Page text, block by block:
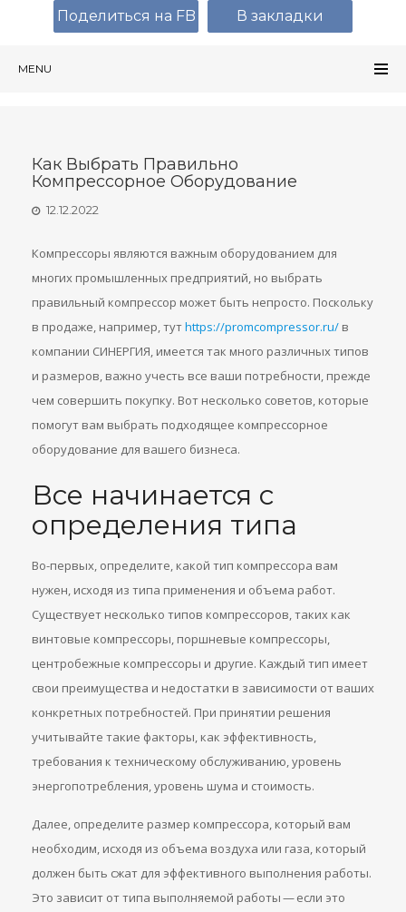
MENU
Как Выбрать Правильно
Компрессорное Оборудование
12.12.2022
Компрессоры являются важным оборудованием для
многих промышленных предприятий, но выбрать
правильный компрессор может быть непросто. Поскольку
в продаже, например, тутhttps://promcompressor.ru/ в
компании СИНЕРГИЯ, имеется так много различных типов
и размеров, важно учесть все ваши потребности, прежде
чем совершить покупку. Вот несколько советов, которые
помогут вам выбрать подходящее компрессорное
оборудование для вашего бизнеса.
Все начинается с
определения типа
Во-первых, определите, какой тип компрессора вам
нужен, исходя из типа применения и объема работ.
Существует несколько типов компрессоров, таких как
винтовые компрессоры, поршневые компрессоры,
центробежные компрессоры и другие. Каждый тип имеет
свои преимущества и недостатки в зависимости от ваших
конкретных потребностей. При принятии решения
учитывайте такие факторы, как эффективность,
требования к техническому обслуживанию, уровень
энергопотребления, уровень шума и стоимость.
Далее, определите размер компрессора, который вам
необходим, исходя из объема воздуха или газа, который
должен быть сжат для эффективного выполнения работы.
Это зависит от типа выполняемой работы — если это
Поделиться на FB В закладки